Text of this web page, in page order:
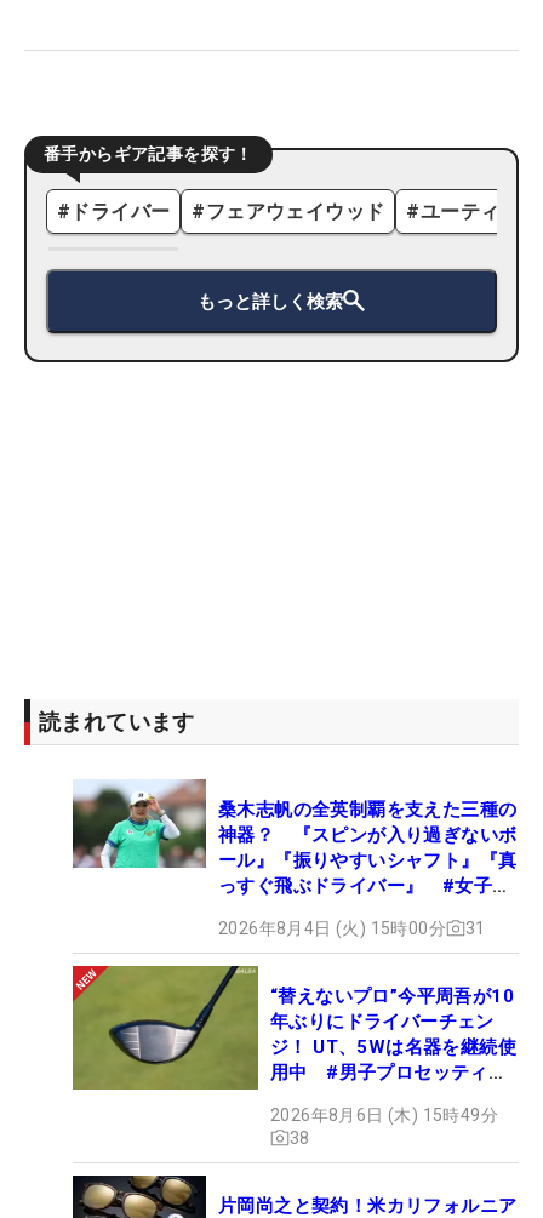
番手からギア記事を探す！
# ドライバー #フェアウェイウッド #ユーティリ
もっと詳しく検索
読まれています
桑木志帆の全英制覇を支えた三種の
神器？ 『スピンが入り過ぎないボ
ール』『振りやすいシャフト』『真
っすぐ飛ぶドライバー』 #女子プ
2026年8月4日 (火) 15時00分 31
“替えないプロ”今平周吾が10
年ぶりにドライバーチェン
ジ！ UT、5Wは名器を継続使
用中 #男子プロセッティン
2026年8月6日 (木) 15時49分
38
片岡尚之と契約！米カリフォルニア